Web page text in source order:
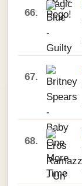
66.
67.
68.